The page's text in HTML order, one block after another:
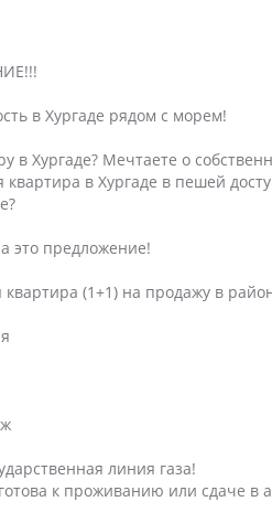
в Хургаде рядом с морем!
в Хургаде? Мечтаете о
квартира в Хургаде в пешей
это предложение!
(1+1) на продажу в
линия газа!
к проживанию или сдаче в